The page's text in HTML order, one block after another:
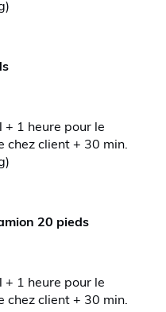
1 heure pour le
chez client + 30 min.
20 pieds
1 heure pour le
chez client + 30 min.